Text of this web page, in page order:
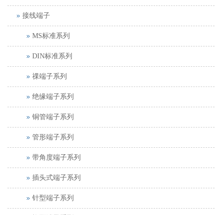
接线端子
MS标准系列
DIN标准系列
祼端子系列
绝缘端子系列
铜管端子系列
管形端子系列
带角度端子系列
插头式端子系列
针型端子系列